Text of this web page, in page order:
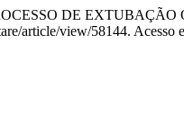
DE
article/view/58144. Acesso